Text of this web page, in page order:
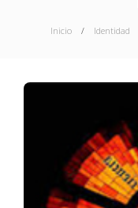
Inicio Identidad